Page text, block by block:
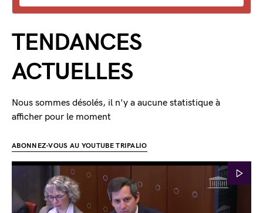
TENDANCES
ACTUELLES
Nous sommes désolés, il n'y a aucune statistique à
afficher pour le moment
ABONNEZ-VOUS AU YOUTUBE TRIPALIO